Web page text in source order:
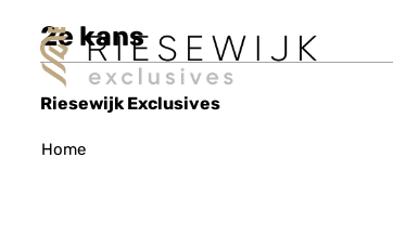
2e kans
Riesewijk Exclusives
Home